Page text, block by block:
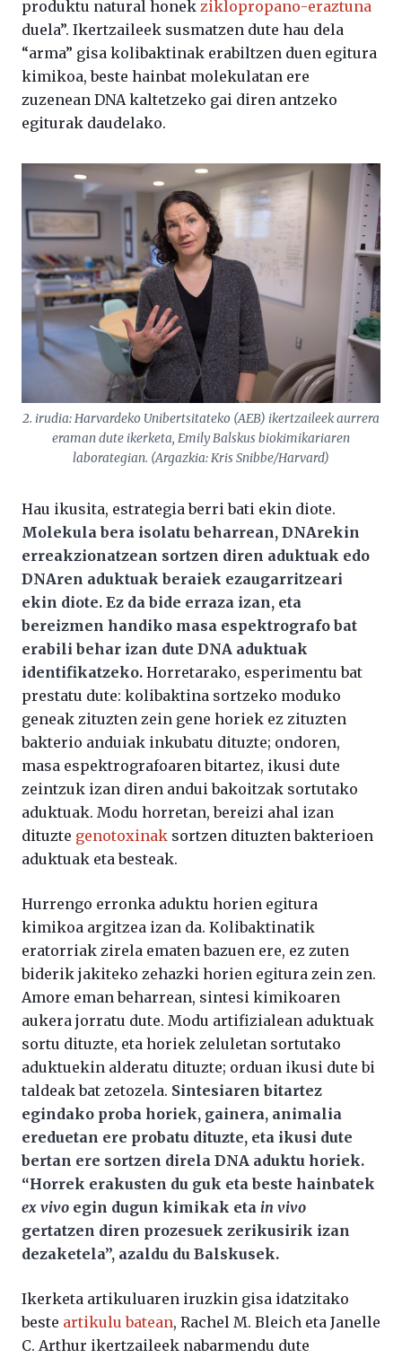
produktu natural honek ziklopropano-eraztuna
duela”. Ikertzaileek susmatzen dute hau dela
“arma” gisa kolibaktinak erabiltzen duen egitura
kimikoa, beste hainbat molekulatan ere
zuzenean DNA kaltetzeko gai diren antzeko
egiturak daudelako.
2. irudia: Harvardeko Unibertsitateko (AEB) ikertzaileek aurrera
eraman dute ikerketa, Emily Balskus biokimikariaren
laborategian. (Argazkia: Kris Snibbe/Harvard)
Hau ikusita, estrategia berri bati ekin diote.
Molekula bera isolatu beharrean, DNArekin
erreakzionatzean sortzen diren aduktuak edo
DNAren aduktuak beraiek ezaugarritzeari
ekin diote. Ez da bide erraza izan, eta
bereizmen handiko masa espektrografo bat
erabili behar izan dute DNA aduktuak
identifikatzeko. Horretarako, esperimentu bat
prestatu dute: kolibaktina sortzeko moduko
geneak zituzten zein gene horiek ez zituzten
bakterio anduiak inkubatu dituzte; ondoren,
masa espektrografoaren bitartez, ikusi dute
zeintzuk izan diren andui bakoitzak sortutako
aduktuak. Modu horretan, bereizi ahal izan
dituzte genotoxinak sortzen dituzten bakterioen
aduktuak eta besteak.
Hurrengo erronka aduktu horien egitura
kimikoa argitzea izan da. Kolibaktinatik
eratorriak zirela ematen bazuen ere, ez zuten
biderik jakiteko zehazki horien egitura zein zen.
Amore eman beharrean, sintesi kimikoaren
aukera jorratu dute. Modu artifizialean aduktuak
sortu dituzte, eta horiek zeluletan sortutako
aduktuekin alderatu dituzte; orduan ikusi dute bi
taldeak bat zetozela. Sintesiaren bitartez
egindako proba horiek, gainera, animalia
ereduetan ere probatu dituzte, eta ikusi dute
bertan ere sortzen direla DNA aduktu horiek.
“Horrek erakusten du guk eta beste hainbatek
ex vivo egin dugun kimikak eta in vivo
gertatzen diren prozesuek zerikusirik izan
dezaketela”, azaldu du Balskusek.
Ikerketa artikuluaren iruzkin gisa idatzitako
beste artikulu batean, Rachel M. Bleich eta Janelle
C. Arthur ikertzaileek nabarmendu dute